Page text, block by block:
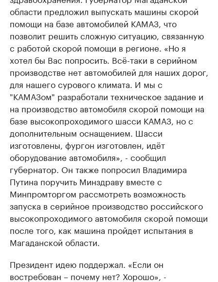
области предложил выпускать машины скорой
помощи на базе автомобилей КАМАЗ, что
позволит решить сложную ситуацию, связанную
с работой скорой помощи в регионе. «Но я
хотел бы Вас попросить. Всё-таки в серийном
производстве нет автомобилей для наших дорог,
для нашего сурового климата. И мы с
"КАМАЗом" разработали техническое задание и
на производство автомобиля скорой помощи на
базе высокопроходимого шасси КАМАЗ, но с
дополнительным оснащением. Шасси
изготовлены, фургон изготовлен, идёт
оборудование автомобиля», - сообщил
губернатор. Он также попросил Владимира
Путина поручить Минздраву вместе с
Минпромторгом рассмотреть возможность
запуска в серийное производство российского
высокопроходимого автомобиля скорой помощи
после того, как машина пройдет испытания в
Магаданской области.
Президент идею поддержал. «Если он
востребован – почему нет? Хорошо», -